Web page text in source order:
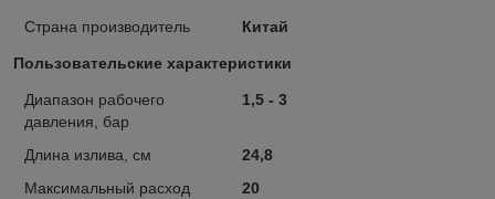
Страна производитель Китай
Пользовательские характеристики
Диапазон рабочего
давления, бар
1,5 - 3
Длина излива, см
24,8
Максимальный расход
20